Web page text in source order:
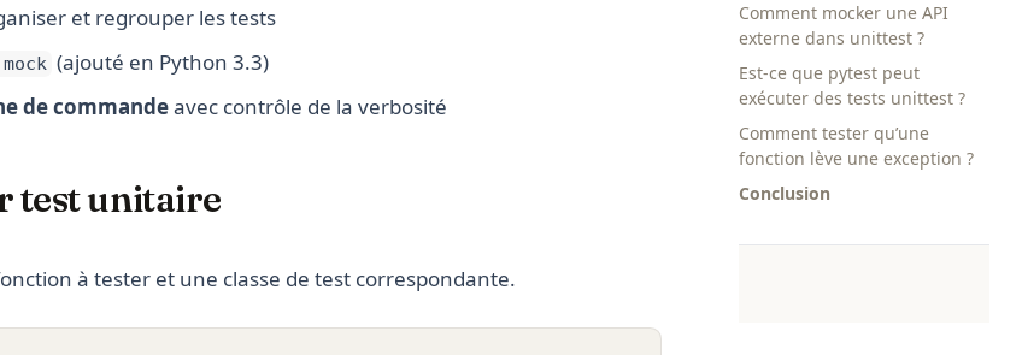
Comment mocker une API
externe dans unittest ?
Est-ce que pytest peut
exécuter des tests unittest ?
Comment tester qu’une
fonction lève une exception ?
Conclusion
et regrouper les tests
(ajouté en Python 3.3)
de commandeavec contrôle de la verbosité
test unitaire
à tester et une classe de test correspondante.